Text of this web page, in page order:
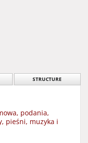
STRUCTURE
podania,
pieśni, muzyka i